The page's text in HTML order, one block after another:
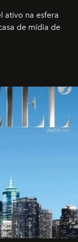
ativo na esfera
de mídia de